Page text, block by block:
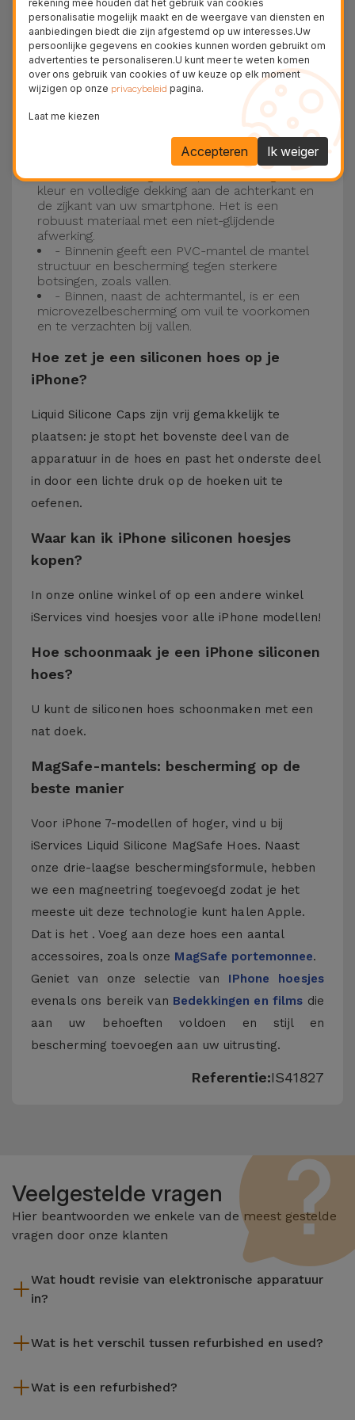
Drie-laagse bescherming met de
siliconen kappen
Onze iPhone siliconen hoesjes hebben een
robuuste, kwalitatieve constructie met een
drielaagse constructie om ongelukken en
- Een eerste laag van Liquid Silicone geeft de
kleur en volledige dekking aan de achterkant en
de zijkant van uw smartphone. Het is een
robuust materiaal met een niet-glijdende
afwerking.
- Binnenin geeft een PVC-mantel de mantel
structuur en bescherming tegen sterkere
botsingen, zoals vallen.
- Binnen, naast de achtermantel, is er een
microvezelbescherming om vuil te voorkomen
en te verzachten bij vallen.
Hoe zet je een siliconen hoes op je
iPhone?
Liquid Silicone Caps zijn vrij gemakkelijk te
plaatsen: je stopt het bovenste deel van de
apparatuur in de hoes en past het onderste deel
in door een lichte druk op de hoeken uit te
oefenen.
Waar kan ik iPhone siliconen hoesjes
kopen?
In onze online winkel of op een andere winkel
iServices vind hoesjes voor alle iPhone modellen!
Hoe schoonmaak je een iPhone siliconen
hoes?
U kunt de siliconen hoes schoonmaken met een
nat doek.
MagSafe-mantels: bescherming op de
beste manier
Voor iPhone 7-modellen of hoger, vind u bij
iServices Liquid Silicone MagSafe Hoes. Naast
onze drie-laagse beschermingsformule, hebben
we een magneetring toegevoegd zodat je het
meeste uit deze technologie kunt halen Apple.
Dat is het . Voeg aan deze hoes een aantal
accessoires, zoals onze MagSafe portemonnee.
Geniet van onze selectie van IPhone hoesjes
evenals ons bereik van Bedekkingen en films die
aan uw behoeften voldoen en stijl en
bescherming toevoegen aan uw uitrusting.
Referentie:IS41827
Veelgestelde vragen
Hier beantwoorden we enkele van de meest gestelde
vragen door onze klanten
Wat houdt revisie van elektronische apparatuur
in?
reiniging, en niet te vergeten het repareren van elk defect
apparatuur die door Services wordt gereviseerd,
Wat is het verschil tussen refurbished en used?
getest en voorbereid door gespecialiseerde technici om hun
Wat is een refurbished?
rekening mee houden dat het gebruik van cookies
personalisatie mogelijk maakt en de weergave van diensten en
aanbiedingen biedt die zijn afgestemd op uw interesses.Uw
persoonlijke gegevens en cookies kunnen worden gebruikt om
advertenties te personaliseren.U kunt meer te weten komen
over ons gebruik van cookies of uw keuze op elk moment
wijzigen op onze privacybeleid pagina.
Laat me kiezen
Ik weiger
Accepteren